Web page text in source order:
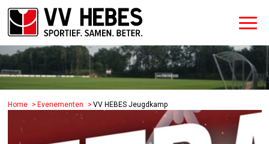
Home Evenementen VV HEBES Jeugdkamp